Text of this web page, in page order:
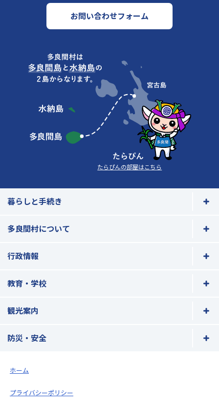
お問い合わせフォーム
たらぴんの部屋はこちら
暮らしと手続き
多良間村について
行政情報
教育・学校
観光案内
防災・安全
ホーム
プライバシーポリシー